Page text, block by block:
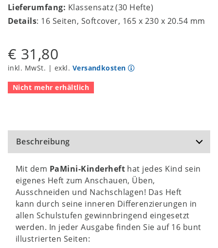
Lieferumfang: Klassensatz (30 Hefte)
Details: 16 Seiten, Softcover, 165 x 230 x 20.54 mm
€ 31,80
inkl. MwSt. | exkl. Versandkosten
Nicht mehr erhältlich
Beschreibung
Mit dem PaMini-Kinderheft hat jedes Kind sein
eigenes Heft zum Anschauen, Üben,
Ausschneiden und Nachschlagen! Das Heft
kann durch seine inneren Differenzierungen in
allen Schulstufen gewinnbringend eingesetzt
werden. In jeder Ausgabe finden Sie auf 16 bunt
illustrierten Seiten: